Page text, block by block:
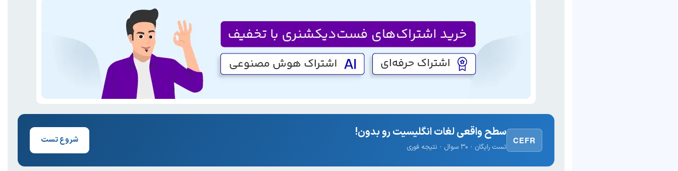
CEFR
سطح واقعی لغات انگلیسیت رو بدون!
تست رایگان · ۳۰ سوال · نتیجه فوری
شروع تست